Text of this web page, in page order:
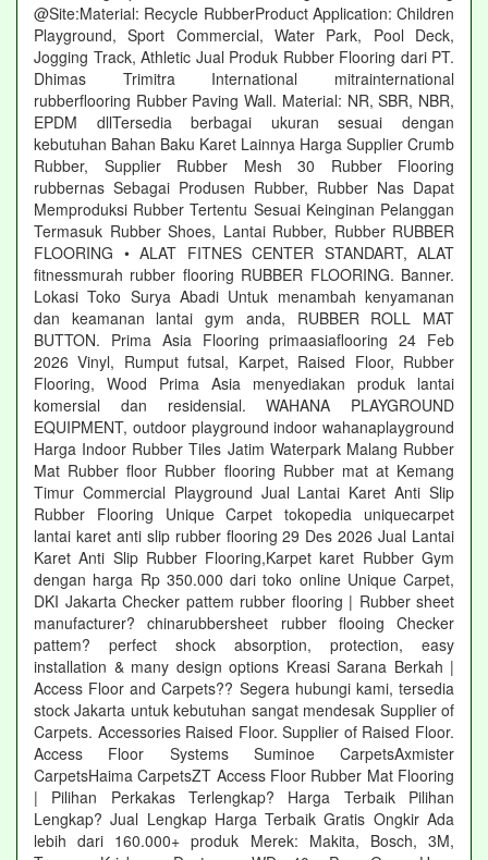
@Site:Material: Recycle RubberProduct Application: Children
Playground, Sport Commercial, Water Park, Pool Deck,
Jogging Track, Athletic Jual Produk Rubber Flooring dari PT.
Dhimas Trimitra International mitrainternational
rubberflooring Rubber Paving Wall. Material: NR, SBR, NBR,
EPDM dllTersedia berbagai ukuran sesuai dengan
kebutuhan Bahan Baku Karet Lainnya Harga Supplier Crumb
Rubber, Supplier Rubber Mesh 30 Rubber Flooring
rubbernas Sebagai Produsen Rubber, Rubber Nas Dapat
Memproduksi Rubber Tertentu Sesuai Keinginan Pelanggan
Termasuk Rubber Shoes, Lantai Rubber, Rubber RUBBER
FLOORING • ALAT FITNES CENTER STANDART, ALAT
fitnessmurah rubber flooring RUBBER FLOORING. Banner.
Lokasi Toko Surya Abadi Untuk menambah kenyamanan
dan keamanan lantai gym anda, RUBBER ROLL MAT
BUTTON. Prima Asia Flooring primaasiaflooring 24 Feb
2026 Vinyl, Rumput futsal, Karpet, Raised Floor, Rubber
Flooring, Wood Prima Asia menyediakan produk lantai
komersial dan residensial. WAHANA PLAYGROUND
EQUIPMENT, outdoor playground indoor wahanaplayground
Harga Indoor Rubber Tiles Jatim Waterpark Malang Rubber
Mat Rubber floor Rubber flooring Rubber mat at Kemang
Timur Commercial Playground Jual Lantai Karet Anti Slip
Rubber Flooring Unique Carpet tokopedia uniquecarpet
lantai karet anti slip rubber flooring 29 Des 2026 Jual Lantai
Karet Anti Slip Rubber Flooring,Karpet karet Rubber Gym
dengan harga Rp 350.000 dari toko online Unique Carpet,
DKI Jakarta Checker pattem rubber flooring | Rubber sheet
manufacturer? chinarubbersheet rubber flooing Checker
pattem? perfect shock absorption, protection, easy
installation & many design options Kreasi Sarana Berkah |
Access Floor and Carpets?? Segera hubungi kami, tersedia
stock Jakarta untuk kebutuhan sangat mendesak Supplier of
Carpets. Accessories Raised Floor. Supplier of Raised Floor.
Access Floor Systems Suminoe CarpetsAxmister
CarpetsHaima CarpetsZT Access Floor Rubber Mat Flooring
| Pilihan Perkakas Terlengkap? Harga Terbaik Pilihan
Lengkap? Jual Lengkap Harga Terbaik Gratis Ongkir Ada
lebih dari 160.000+ produk Merek: Makita, Bosch, 3M,